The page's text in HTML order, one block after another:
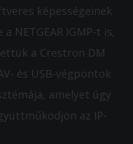
képességeinek
NETGEAR IGMP-t is,
a Crestron DM
és USB-végpontok
amelyet úgy
az IP-